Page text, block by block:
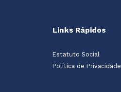
Links Rápidos
Estatuto Social
Política de Privacidade